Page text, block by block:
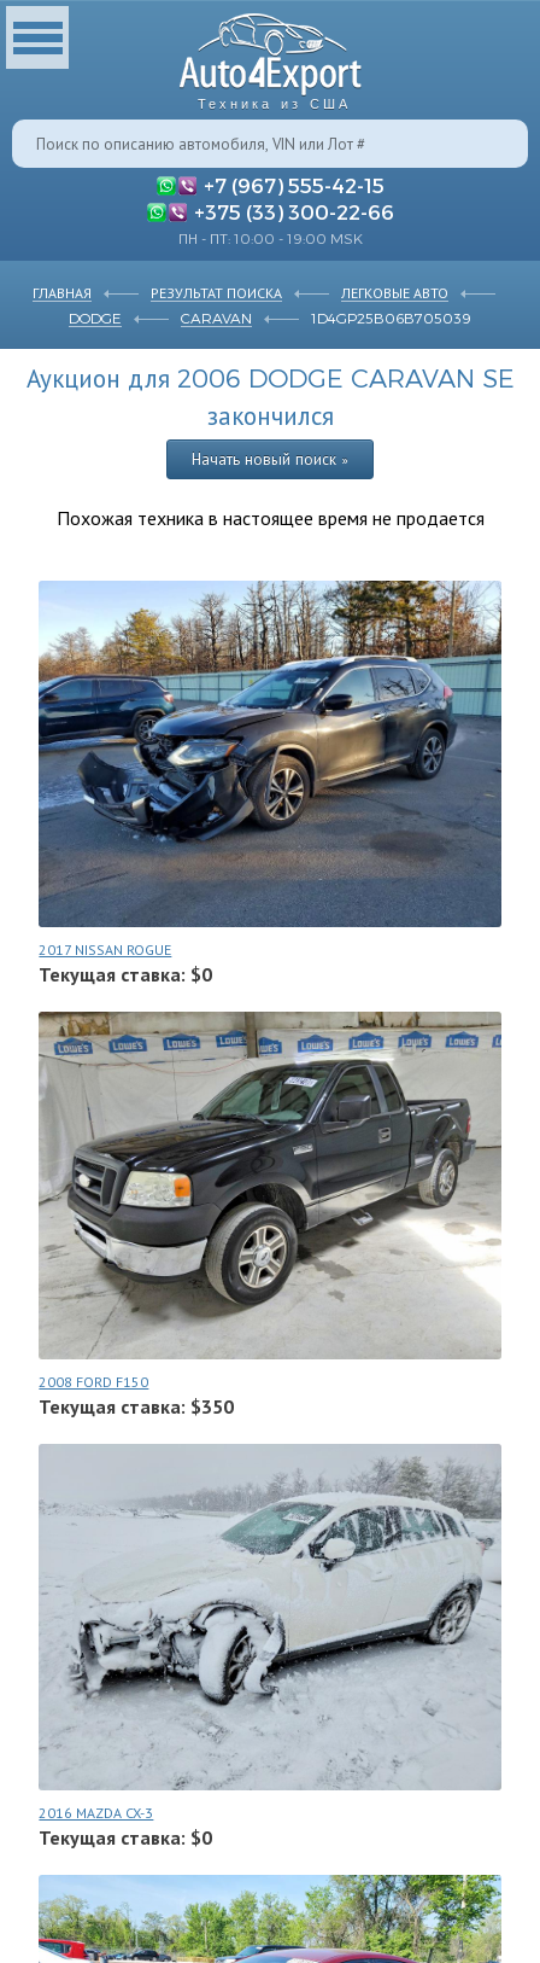
Техника из США
+7 (967) 555-42-15
+375 (33) 300-22-66
ПН - ПТ: 10:00 - 19:00 MSK
ГЛАВНАЯ РЕЗУЛЬТАТ ПОИСКА
ЛЕГКОВЫЕ АВТО
DODGE
CARAVAN 1D4GP25B06B705039
Аукцион для 2006 DODGE CARAVAN SE
закончился
Начать новый поиск »
Похожая техника в настоящее время не продается
2017 NISSAN ROGUE
Текущая ставка: $0
2008 FORD F150
Текущая ставка: $350
2016 MAZDA CX-3
Текущая ставка: $0